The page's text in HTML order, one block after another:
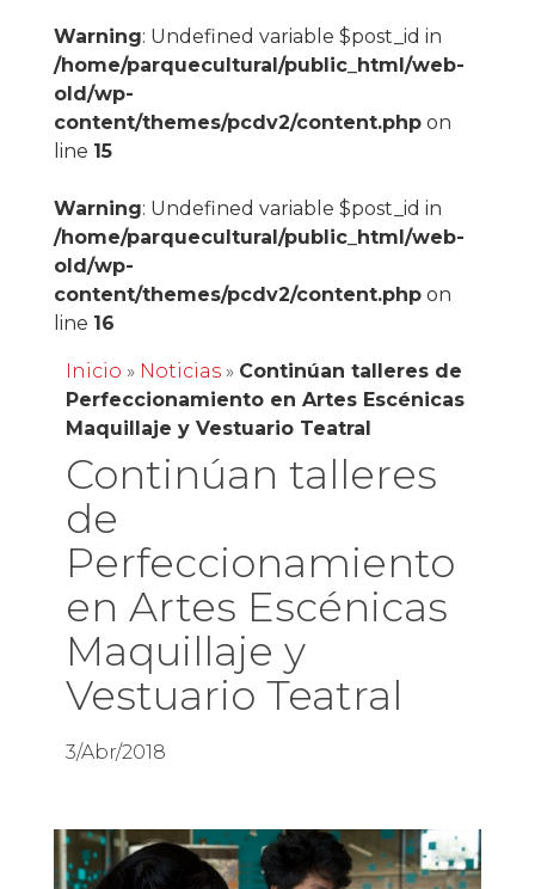
Warning: Undefined variable $post_id in
/home/parquecultural/public_html/web-
old/wp-
content/themes/pcdv2/content.phpon
line 15
Warning: Undefined variable $post_id in
/home/parquecultural/public_html/web-
old/wp-
content/themes/pcdv2/content.phpon
line 16
Inicio » Noticias» Continúan talleres de
Perfeccionamiento en Artes Escénicas
Maquillaje y Vestuario Teatral
Continúan talleres
de
Perfeccionamiento
en Artes Escénicas
Maquillaje y
Vestuario Teatral
3/Abr/2018